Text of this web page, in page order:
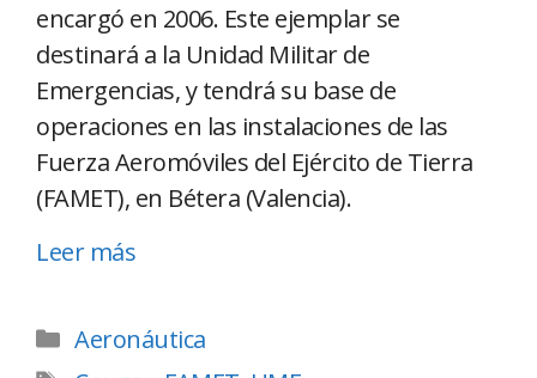
encargó en 2006. Este ejemplar se
destinará a la Unidad Militar de
Emergencias, y tendrá su base de
operaciones en las instalaciones de las
Fuerza Aeromóviles del Ejército de Tierra
(FAMET), en Bétera (Valencia).
Leer más
Aeronáutica